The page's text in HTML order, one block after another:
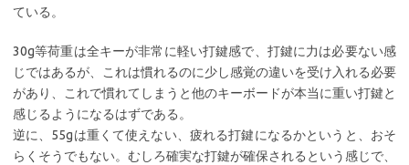
ている。
30g等荷重は全キーが非常に軽い打鍵感で、打鍵に力は必要ない感
じではあるが、これは慣れるのに少し感覚の違いを受け入れる必要
があり、これで慣れてしまうと他のキーボードが本当に重い打鍵と
感じるようになるはずである。
逆に、55gは重くて使えない、疲れる打鍵になるかというと、おそ
らくそうでもない。むしろ確実な打鍵が確保されるという感じで、